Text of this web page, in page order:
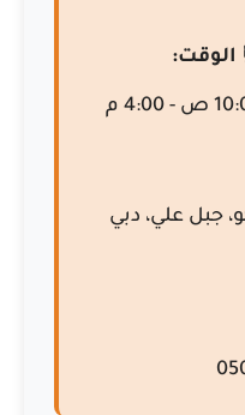
الوقت:
- 4:00 م
جبل علي، دبي